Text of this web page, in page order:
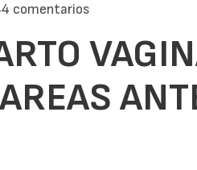
comentarios